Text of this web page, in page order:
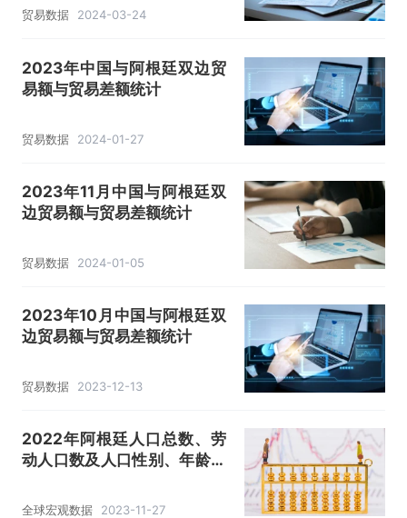
贸易数据 2024-03-24
2023年中国与阿根廷双边贸
易额与贸易差额统计
贸易数据 2024-01-27
2023年11月中国与阿根廷双
边贸易额与贸易差额统计
贸易数据 2024-01-05
2023年10月中国与阿根廷双
边贸易额与贸易差额统计
贸易数据 2023-12-13
2022年阿根廷人口总数、劳
动人口数及人口性别、年龄、
全球宏观数据 2023-11-27